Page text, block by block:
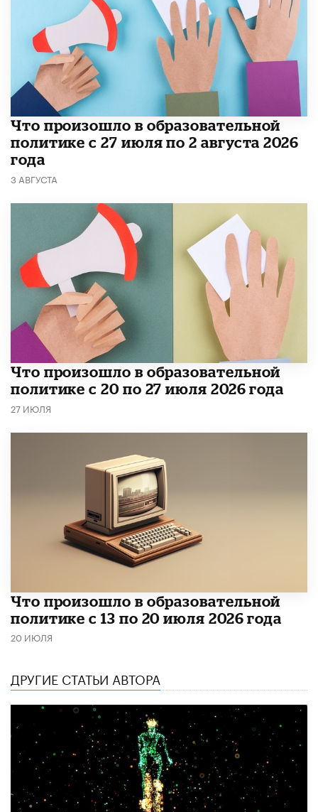
​Что произошло в образовательной
политике с 27 июля по 2 августа 2026
года
3 АВГУСТА
​Что произошло в образовательной
политике с 20 по 27 июля 2026 года
27 ИЮЛЯ
Что произошло в образовательной
политике с 13 по 20 июля 2026 года
20 ИЮЛЯ
ДРУГИЕ СТАТЬИ АВТОРА